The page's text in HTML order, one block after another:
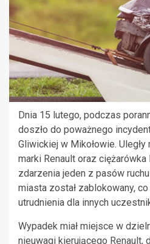
Dnia 15 lutego, podczas
doszło do poważnego
Gliwickiej w Mikołowie.
marki Renault oraz
zdarzenia jeden z pasów
miasta został zablokowany, co
utrudnienia dla innych
Wypadek miał miejsce w
nieuwagi kierującego Renault,